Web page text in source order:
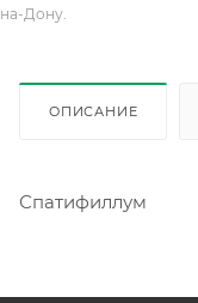
на-Дону.
ОПИСАНИЕ
Спатифиллум